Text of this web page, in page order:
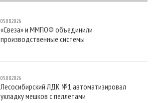
05.08.2026
«Свеза» и ММПОФ объединили
производственные системы
05.08.2026
Лесосибирский ЛДК №1 автоматизировал
укладку мешков с пеллетами